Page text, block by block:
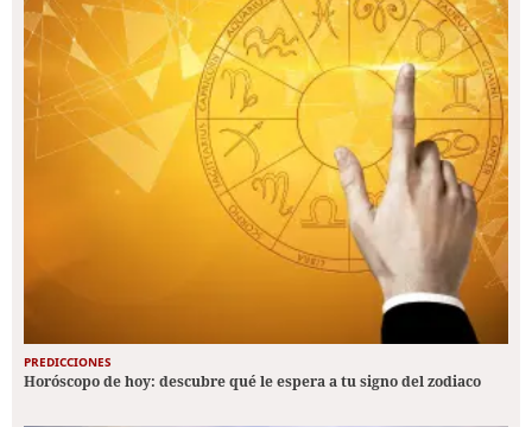
PREDICCIONES
Horóscopo de hoy: descubre qué le espera a tu signo del zodiaco